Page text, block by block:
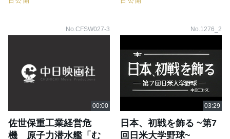
No.CFSW027-3
佐世保重工業経営危
機 原子力潜水艦「む
No.1276_2
日本、初戦を飾る ~第7
回日米大学野球~